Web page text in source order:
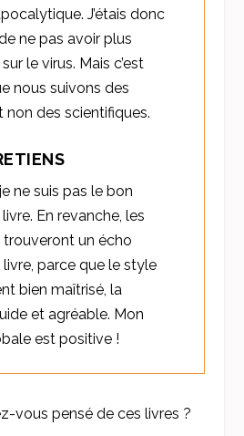
J’étais donc
ne pas avoir plus
le virus. Mais c’est
nous suivons des
des scientifiques.
ne suis pas le bon
En revanche, les
trouveront un écho
parce que le style
bien maîtrisé, la
et agréable. Mon
est positive !
vous pensé de ces livres ?